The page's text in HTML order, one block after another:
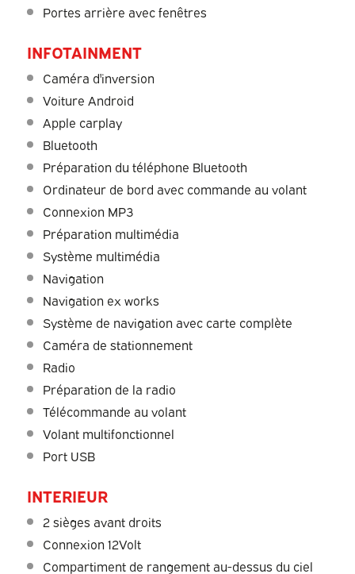
Portes arrière avec fenêtres
INFOTAINMENT
Caméra d'inversion
Voiture Android
Apple carplay
Bluetooth
Préparation du téléphone Bluetooth
Ordinateur de bord avec commande au volant
Connexion MP3
Préparation multimédia
Système multimédia
Navigation
Navigation ex works
Système de navigation avec carte complète
Caméra de stationnement
Radio
Préparation de la radio
Télécommande au volant
Volant multifonctionnel
Port USB
INTERIEUR
2 sièges avant droits
Connexion 12Volt
Compartiment de rangement au-dessus du ciel